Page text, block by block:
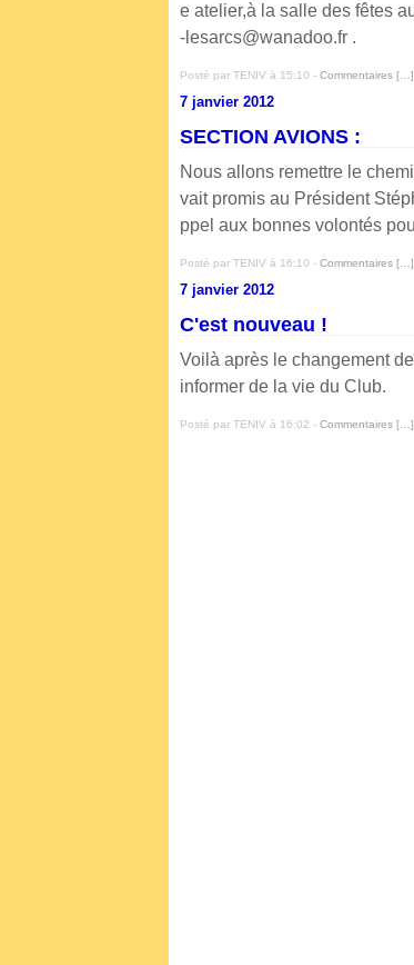
e atelier,à la salle des fêtes
-lesarcs@wanadoo.fr .
Posté par TENIV à 15:10 - Commentaires [ ]
7 janvier 2012
SECTION AVIONS :
Nous allons remettre le
vait promis au Président
ppel aux bonnes volontés
Posté par TENIV à 16:10 - Commentaires [ ]
7 janvier 2012
C'est nouveau !
Voilà après le changement
informer de la vie du Club.
Posté par TENIV à 16:02 - Commentaires [ ]